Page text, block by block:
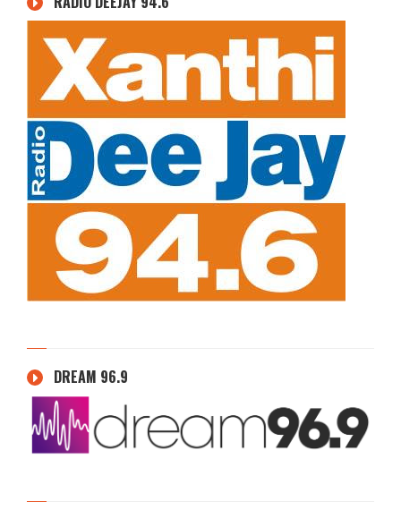
DREAM 96.9